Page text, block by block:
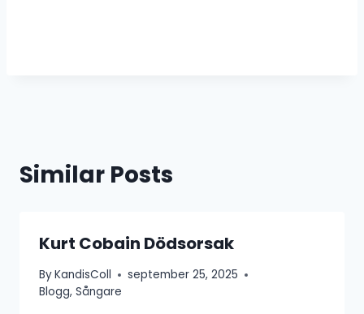
Similar Posts
Kurt Cobain Dödsorsak
ByKandisColl
september 25, 2025
Blogg, Sångare